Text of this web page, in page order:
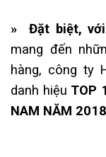
» Đặt biệt, với
mang đến
hàng, công ty
danh hiệu TOP
NAM NĂM 2018